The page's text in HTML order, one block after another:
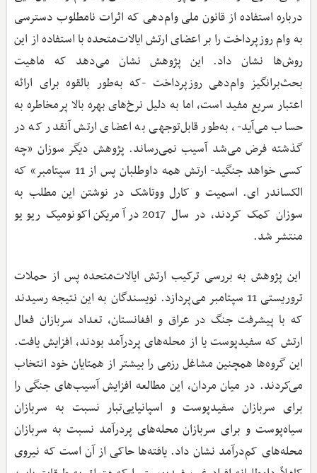
درباره استفاده از قانون ملی وام‌دهی که اثرات نامطلوب دسترسی
به وام روزپرداخت را بر اعضای ارتش ایالات‌متحده با استفاده از این
روش‌ها نشان داد. این پژوهش نشان می‌دهد که ماهیت
بحث‌برانگیز وام‌دهی روزپرداخت -که به‌طور بالقوه برای ارائه
اعتبار سریع مفید است، اما به دلیل نرخ‌های بهره بالا پرمخاطره به
حساب می‌آید-، به‌طور قابل‌توجهی به اعضای ارتش آنقدر که در
گذشته فرض می‌شد آسیب نمی‌رساند. پژوهش دیگر سوزان «چه
کسی خواهد جنگید- ارتش همه داوطلبان پس از 11 سپتامبر» که
الکساندر ای. اسمیت و کارل ووتاشک در نوشتن این مطلب به
سوزان کمک کردند، در سال 2017 در آمریکن اکونومیک ریویو
منتشر شد.
این پژوهش به بررسی ترکیب ارتش ایالات‌متحده پس از حملات
تروریستی 11 سپتامبر می‌پردازد. نویسندگان به این نتیجه رسیدند
که با پیشرفت جنگ در عراق و افغانستان، تعداد سربازان فعال
ارتش که سفیدپوست یا از محله‌های پردرآمد بودند، افزایش یافت.
این گروه‌ها همچنین مشاغل رزمی را بیشتر از همتایان خود انتخاب
می‌کردند. در میان مردان، این مطالعه افزایش آسیب‌های جنگی را
برای سربازان سفیدپوست و اسپانیایی‌تبار نسبت به سربازان
سیاه‌پوست و برای سربازان محله‌های پردرآمد نسبت به سربازان
محله‌های کم‌درآمد نشان داد. یافته‌ها حاکی از آن است که نیروی